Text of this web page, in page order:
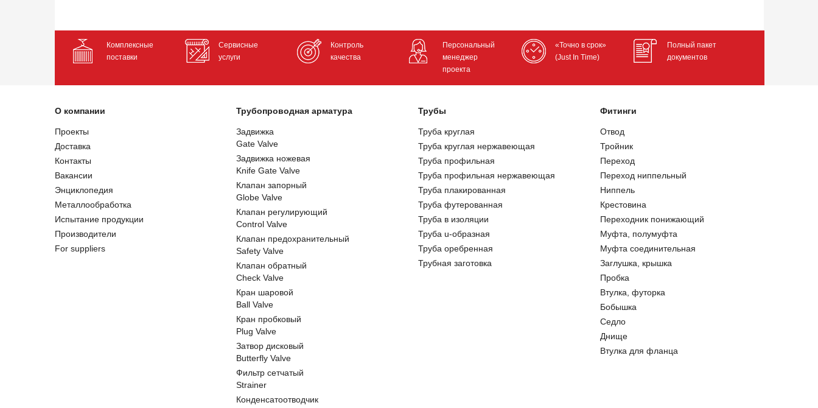
Комплексные
поставки
Сервисные
услуги
Контроль
качества
Персональный
менеджер
проекта
«Точно в срок»
(Just In Time)
Полный пакет
документов
О компании
Проекты
Доставка
Контакты
Вакансии
Энциклопедия
Металлообработка
Испытание продукции
Производители
For suppliers
Трубопроводная арматура
Задвижка
Gate Valve
Задвижка ножевая
Knife Gate Valve
Клапан запорный
Globe Valve
Клапан регулирующий
Control Valve
Клапан предохранительный
Safety Valve
Клапан обратный
Check Valve
Кран шаровой
Ball Valve
Кран пробковый
Plug Valve
Затвор дисковый
Butterfly Valve
Фильтр сетчатый
Strainer
Конденсатоотводчик
Трубы
Труба круглая
Труба круглая нержавеющая
Труба профильная
Труба профильная нержавеющая
Труба плакированная
Труба футерованная
Труба в изоляции
Труба u-образная
Труба оребренная
Трубная заготовка
Фитинги
Отвод
Тройник
Переход
Переход ниппельный
Ниппель
Крестовина
Переходник понижающий
Муфта, полумуфта
Муфта соединительная
Заглушка, крышка
Пробка
Втулка, футорка
Бобышка
Седло
Днище
Втулка для фланца